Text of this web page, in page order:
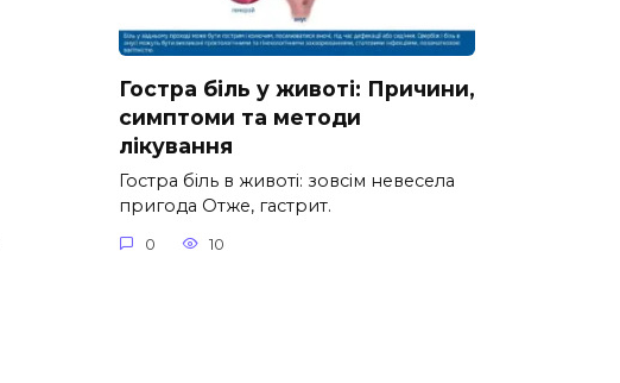
Гостра біль у животі: Причини,
симптоми та методи
лікування
Гостра біль в животі: зовсім невесела
пригода Отже, гастрит.
0 10